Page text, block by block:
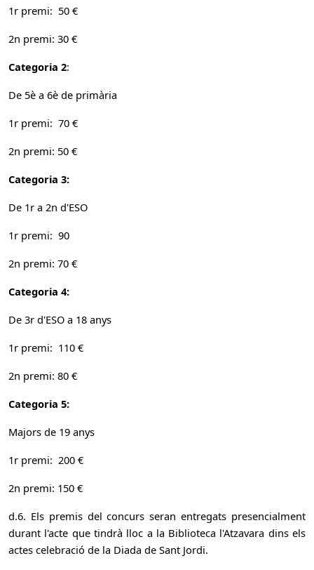
1r premi: 50 €
2n premi: 30 €
Categoria 2:
De 5è a 6è de primària
1r premi: 70 €
2n premi: 50 €
Categoria 3:
De 1r a 2n d'ESO
1r premi: 90
2n premi: 70 €
Categoria 4:
De 3r d'ESO a 18 anys
1r premi: 110 €
2n premi: 80 €
Categoria 5:
Majors de 19 anys
1r premi: 200 €
2n premi: 150 €
d.6. Els premis del concurs seran entregats presencialment
durant l'acte que tindrà lloc a la Biblioteca l'Atzavara dins els
actes celebració de la Diada de Sant Jordi.